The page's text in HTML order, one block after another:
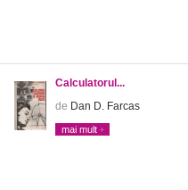
Calculatorul...
de Dan D. Farcas
mai mult